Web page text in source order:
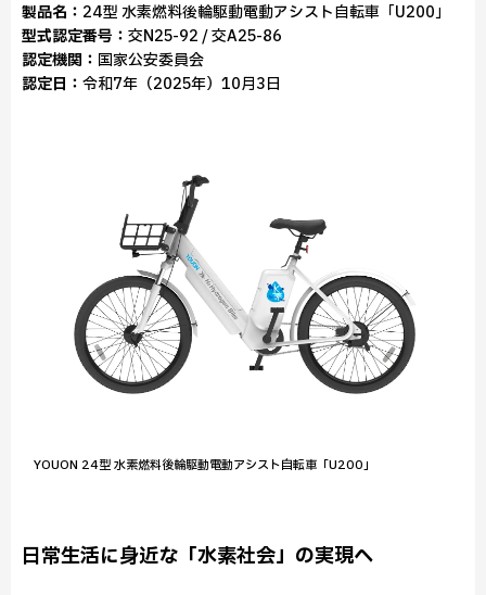
製品名： 24型 水素燃料後輪駆動電動アシスト自転車「U200」
型式認定番号： 交N25-92 / 交A25-86
認定機関： 国家公安委員会
認定日： 令和7年（2025年）10月3日
YOUON 24型 水素燃料後輪駆動電動アシスト自転車「U200」
日常生活に身近な「水素社会」の実現へ